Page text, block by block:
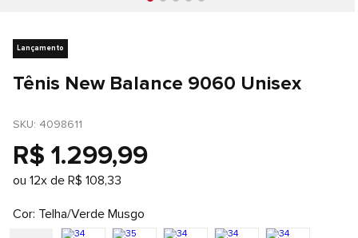
Lançamento
Tênis New Balance 9060 Unisex
SKU: 4098611
R$ 1.299,99
ou 12x de R$ 108,33
Cor Telha/Verde Musgo